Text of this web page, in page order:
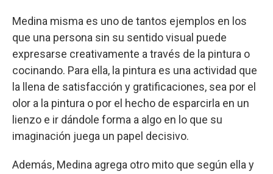
Medina misma es uno de tantos ejemplos en los
que una persona sin su sentido visual puede
expresarse creativamente a través de la pintura o
cocinando. Para ella, la pintura es una actividad que
la llena de satisfacción y gratificaciones, sea por el
olor a la pintura o por el hecho de esparcirla en un
lienzo e ir dándole forma a algo en lo que su
imaginación juega un papel decisivo.
Además, Medina agrega otro mito que según ella y